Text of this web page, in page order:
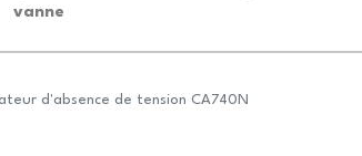
vanne
d'absence de tension CA740N